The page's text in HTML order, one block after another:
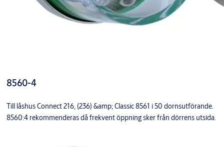
8560-4
Till låshus Connect 216, (236) &amp; Classic 8561 i 50 dornsutförande.
8560:4 rekommenderas då frekvent öppning sker från dörrens utsida.